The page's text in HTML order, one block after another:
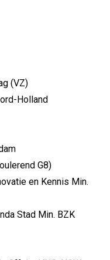
(VZ)
Holland
G8)
en Kennis Min.
Stad Min. BZK